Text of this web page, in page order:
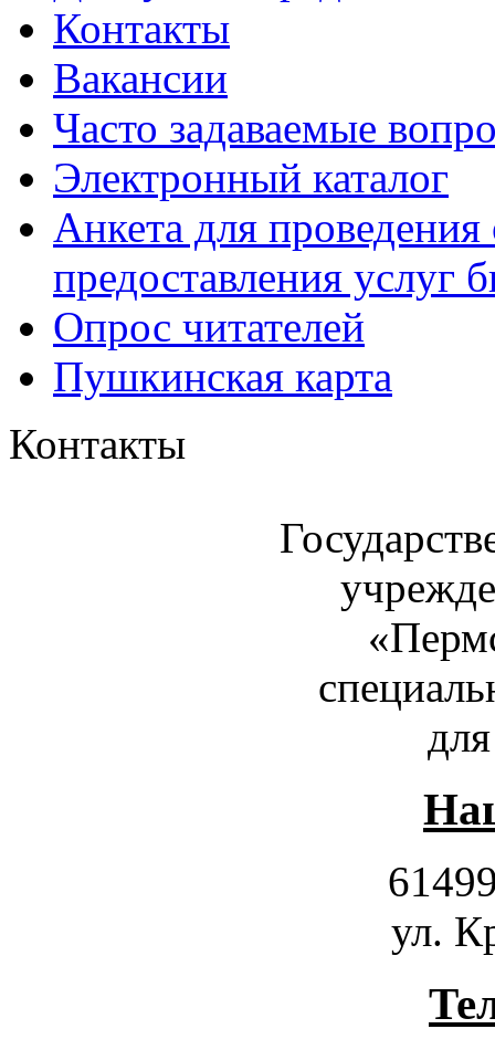
Контакты
Вакансии
Часто задаваемые
Электронный каталог
Анкета для проведения
предоставления услуг
Опрос читателей
Пушкинская карта
Контакты
ул.